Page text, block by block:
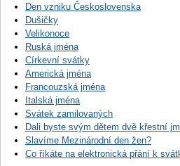
Den vzniku Československa
Dušičky
Velikonoce
Ruská jména
Církevní svátky
Americká jména
Francouzská jména
Italská jména
Svátek zamilovaných
Dali byste svým dětem dvě křestní
Slavíme Mezinárodní den žen?
Co říkáte na elektronická přání k